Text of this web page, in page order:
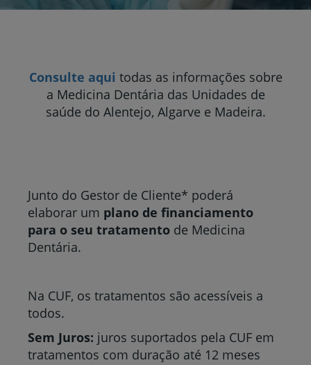
Consulte aqui todas as informações sobre
a Medicina Dentária das Unidades de
saúde do Alentejo, Algarve e Madeira.
Junto do Gestor de Cliente* poderá
elaborar um plano de financiamento
para o seu tratamento de Medicina
Dentária.
Na CUF, os tratamentos são acessíveis a
todos.
Sem Juros: juros suportados pela CUF em
tratamentos com duração até 12 meses